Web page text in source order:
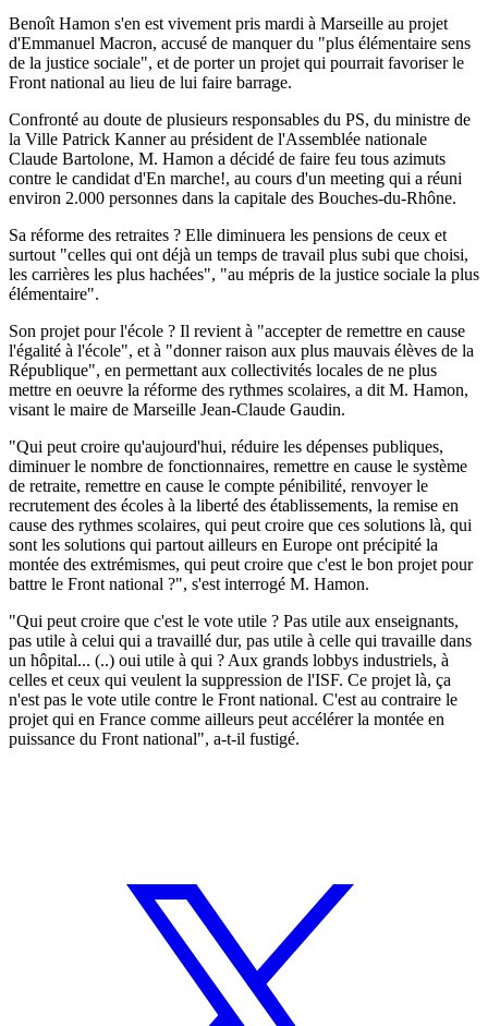
Benoît Hamon s'en est vivement pris mardi à Marseille au projet
d'Emmanuel Macron, accusé de manquer du "plus élémentaire sens
de la justice sociale", et de porter un projet qui pourrait favoriser le
Front national au lieu de lui faire barrage.
Confronté au doute de plusieurs responsables du PS, du ministre de
la Ville Patrick Kanner au président de l'Assemblée nationale
Claude Bartolone, M. Hamon a décidé de faire feu tous azimuts
contre le candidat d'En marche!, au cours d'un meeting qui a réuni
environ 2.000 personnes dans la capitale des Bouches-du-Rhône.
Sa réforme des retraites ? Elle diminuera les pensions de ceux et
surtout "celles qui ont déjà un temps de travail plus subi que choisi,
les carrières les plus hachées", "au mépris de la justice sociale la plus
élémentaire".
Son projet pour l'école ? Il revient à "accepter de remettre en cause
l'égalité à l'école", et à "donner raison aux plus mauvais élèves de la
République", en permettant aux collectivités locales de ne plus
mettre en oeuvre la réforme des rythmes scolaires, a dit M. Hamon,
visant le maire de Marseille Jean-Claude Gaudin.
"Qui peut croire qu'aujourd'hui, réduire les dépenses publiques,
diminuer le nombre de fonctionnaires, remettre en cause le système
de retraite, remettre en cause le compte pénibilité, renvoyer le
recrutement des écoles à la liberté des établissements, la remise en
cause des rythmes scolaires, qui peut croire que ces solutions là, qui
sont les solutions qui partout ailleurs en Europe ont précipité la
montée des extrémismes, qui peut croire que c'est le bon projet pour
battre le Front national ?", s'est interrogé M. Hamon.
"Qui peut croire que c'est le vote utile ? Pas utile aux enseignants,
pas utile à celui qui a travaillé dur, pas utile à celle qui travaille dans
un hôpital... (..) oui utile à qui ? Aux grands lobbys industriels, à
celles et ceux qui veulent la suppression de l'ISF. Ce projet là, ça
n'est pas le vote utile contre le Front national. C'est au contraire le
projet qui en France comme ailleurs peut accélérer la montée en
puissance du Front national", a-t-il fustigé.